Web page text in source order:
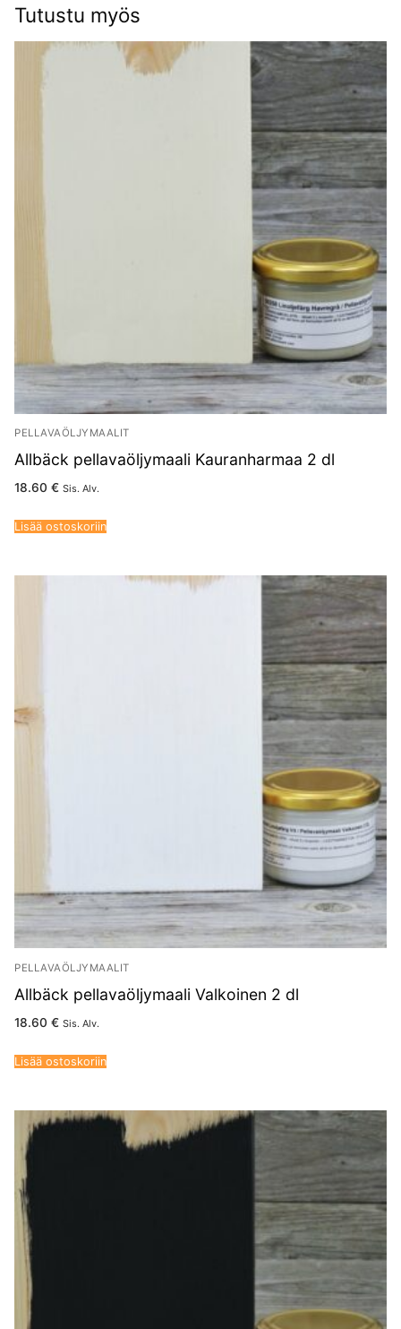
Tutustu myös
PELLAVAÖLJYMAALIT
Allbäck pellavaöljymaali Kauranharmaa 2 dl
18.60 € Sis. Alv.
Lisää ostoskoriin
PELLAVAÖLJYMAALIT
Allbäck pellavaöljymaali Valkoinen 2 dl
18.60 € Sis. Alv.
Lisää ostoskoriin